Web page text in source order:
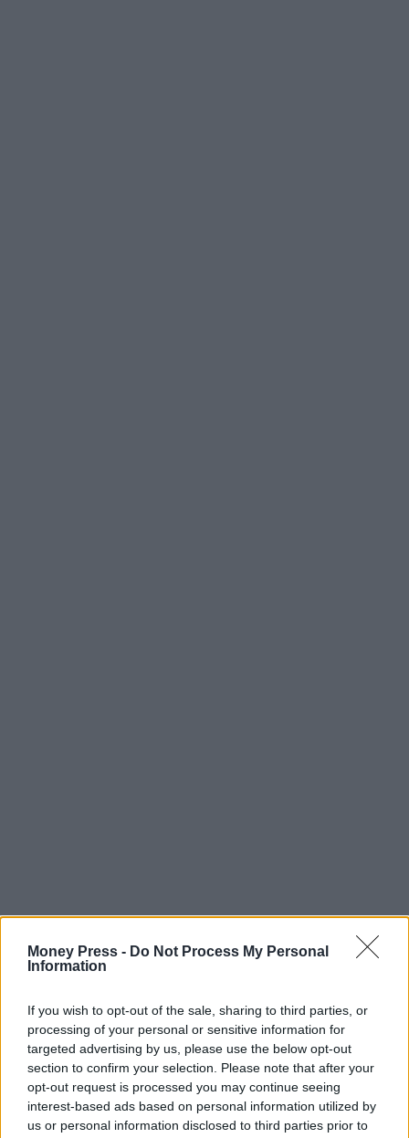
Money Press - Do Not Process My Personal
Information
If you wish to opt-out of the sale, sharing to third parties, or
processing of your personal or sensitive information for
targeted advertising by us, please use the below opt-out
section to confirm your selection. Please note that after your
opt-out request is processed you may continue seeing
interest-based ads based on personal information utilized by
us or personal information disclosed to third parties prior to